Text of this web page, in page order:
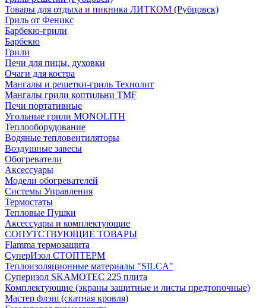
Товары для отдыха и пикника ЛИТКОМ (Рубцовск)
Гриль от Феникс
Барбекю-грили
Барбекю
Грили
Печи для пицы, духовки
Очаги для костра
Мангалы и решетки-гриль Технолит
Мангалы грили коптильни TMF
Печи портативные
Угольные грили MONOLITH
Теплооборудование
Водяные тепловентиляторы
Воздушные завесы
Обогреватели
Аксессуары
Модели обогревателей
Системы Управления
Термостаты
Тепловые Пушки
Аксессуары и комплектующие
СОПУТСТВУЮЩИЕ ТОВАРЫ
Flamma термозащита
СуперИзол СТОПТЕРМ
Теплоизоляционные материалы "SILCA"
Суперизол SKAMOTEC 225 плита
Комплектующие (экраны защитные и листы предтопочные)
Мастер флэш (скатная кровля)